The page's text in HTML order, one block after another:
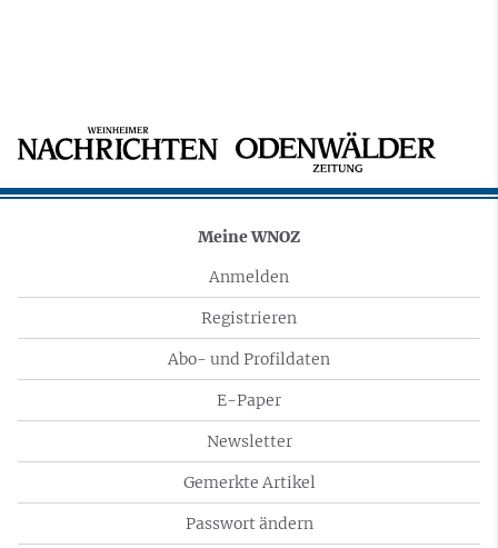
Meine WNOZ
Anmelden
Registrieren
Abo- und Profildaten
E-Paper
Newsletter
Gemerkte Artikel
Passwort ändern